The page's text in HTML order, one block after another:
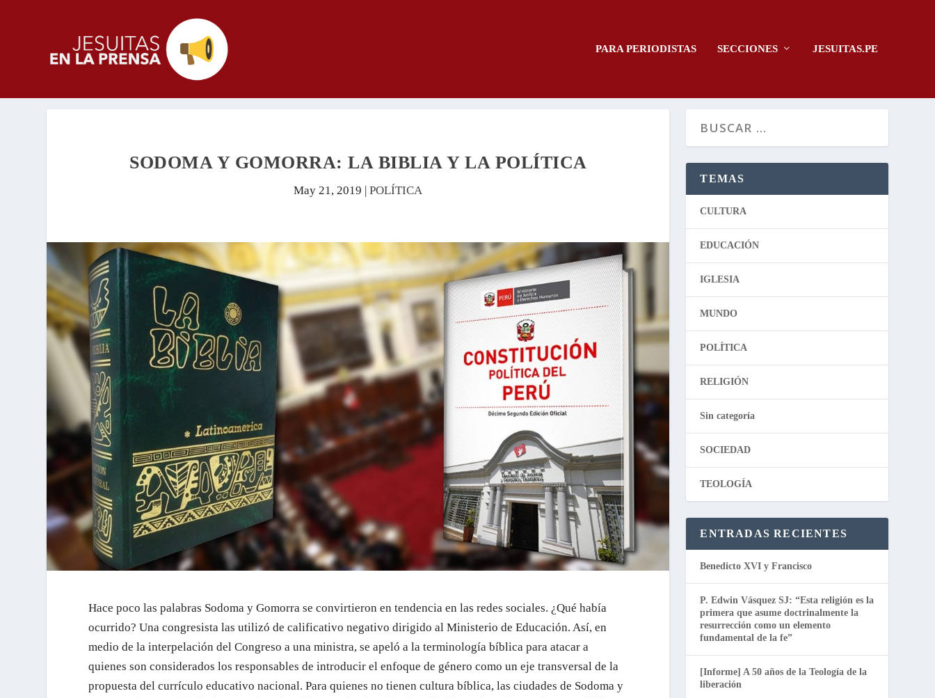
PARA PERIODISTAS SECCIONES JESUITAS.PE
SODOMA Y GOMORRA: LA BIBLIA Y LA POLÍTICA
May 21, 2019 |POLÍTICA
Hace poco las palabras Sodoma y Gomorra se convirtieron en tendencia en las redes sociales. ¿Qué había
ocurrido? Una congresista las utilizó de calificativo negativo dirigido al Ministerio de Educación. Así, en
medio de la interpelación del Congreso a una ministra, se apeló a la terminología bíblica para atacar a
quienes son considerados los responsables de introducir el enfoque de género como un eje transversal de la
propuesta del currículo educativo nacional. Para quienes no tienen cultura bíblica, las ciudades de Sodoma y
TEMAS
CULTURA
EDUCACIÓN
IGLESIA
MUNDO
POLÍTICA
RELIGIÓN
Sin categoría
SOCIEDAD
TEOLOGÍA
ENTRADAS RECIENTES
Benedicto XVI y Francisco
P. Edwin Vásquez SJ: “Esta religión es la
primera que asume doctrinalmente la
resurrección como un elemento
fundamental de la fe”
[Informe] A 50 años de la Teología de la
liberación